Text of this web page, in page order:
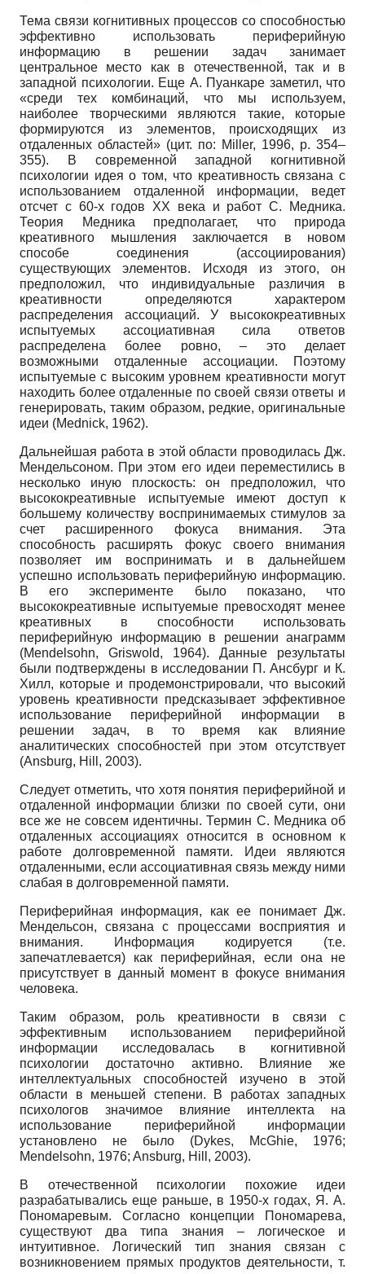
Тема связи когнитивных процессов со способностью
эффективно использовать периферийную
информацию в решении задач занимает
центральное место как в отечественной, так и в
западной психологии. Еще А. Пуанкаре заметил, что
«среди тех комбинаций, что мы используем,
наиболее творческими являются такие, которые
формируются из элементов, происходящих из
отдаленных областей» (цит. по: Miller, 1996, p. 354–
355). В современной западной когнитивной
психологии идея о том, что креативность связана с
использованием отдаленной информации, ведет
отсчет с 60-х годов XX века и работ С. Медника.
Теория Медника предполагает, что природа
креативного мышления заключается в новом
способе соединения (ассоциирования)
существующих элементов. Исходя из этого, он
предположил, что индивидуальные различия в
креативности определяются характером
распределения ассоциаций. У высококреативных
испытуемых ассоциативная сила ответов
распределена более ровно, – это делает
возможными отдаленные ассоциации. Поэтому
испытуемые с высоким уровнем креативности могут
находить более отдаленные по своей связи ответы и
генерировать, таким образом, редкие, оригинальные
идеи (Mednick, 1962).
Дальнейшая работа в этой области проводилась Дж.
Мендельсоном. При этом его идеи переместились в
несколько иную плоскость: он предположил, что
высококреативные испытуемые имеют доступ к
большему количеству воспринимаемых стимулов за
счет расширенного фокуса внимания. Эта
способность расширять фокус своего внимания
позволяет им воспринимать и в дальнейшем
успешно использовать периферийную информацию.
В его эксперименте было показано, что
высококреативные испытуемые превосходят менее
креативных в способности использовать
периферийную информацию в решении анаграмм
(Mendelsohn, Griswold, 1964). Данные результаты
были подтверждены в исследовании П. Ансбург и К.
Хилл, которые и продемонстрировали, что высокий
уровень креативности предсказывает эффективное
использование периферийной информации в
решении задач, в то время как влияние
аналитических способностей при этом отсутствует
(Ansburg, Hill, 2003).
Следует отметить, что хотя понятия периферийной и
отдаленной информации близки по своей сути, они
все же не совсем идентичны. Термин С. Медника об
отдаленных ассоциациях относится в основном к
работе долговременной памяти. Идеи являются
отдаленными, если ассоциативная связь между ними
слабая в долговременной памяти.
Периферийная информация, как ее понимает Дж.
Мендельсон, связана с процессами восприятия и
внимания. Информация кодируется (т.е.
запечатлевается) как периферийная, если она не
присутствует в данный момент в фокусе внимания
человека.
Таким образом, роль креативности в связи с
эффективным использованием периферийной
информации исследовалась в когнитивной
психологии достаточно активно. Влияние же
интеллектуальных способностей изучено в этой
области в меньшей степени. В работах западных
психологов значимое влияние интеллекта на
использование периферийной информации
установлено не было (Dykes, McGhie, 1976;
Mendelsohn, 1976; Ansburg, Hill, 2003).
В отечественной психологии похожие идеи
разрабатывались еще раньше, в 1950-х годах, Я. А.
Пономаревым. Согласно концепции Пономарева,
существуют два типа знания – логическое и
интуитивное. Логический тип знания связан с
возникновением прямых продуктов деятельности, т.